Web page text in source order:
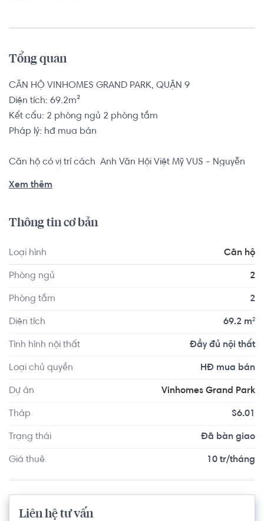
Tổng quan
CĂN HỘ VINHOMES GRAND PARK, QUẬN 9
Diện tích: 69.2m²
Kết cấu: 2 phòng ngủ 2 phòng tắm
Pháp lý: hđ mua bán
Căn hộ có vị trí cách  Anh Văn Hội Việt Mỹ VUS - Nguyễn
ích về y tế, giáo dục và giải trí: Trạm y tế Phường Long
Cho Trẻ Em Luna House 0.9 km
Xem thêm
Thông tin cơ bản
Loại hình Căn hộ
Phòng ngủ 2
Phòng tắm 2
Diện tích 69.2 m²
Tình hình nội thất Đầy đủ nội thất
Loại chủ quyền HĐ mua bán
Dự án Vinhomes Grand Park
Tháp S6.01
Trạng thái Đã bàn giao
Giá thuê 10 tr/tháng
Liên hệ tư vấn